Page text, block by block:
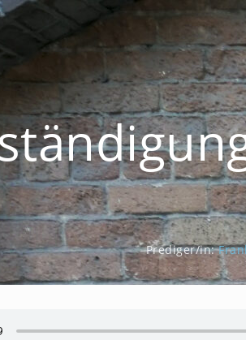
Prediger/in: